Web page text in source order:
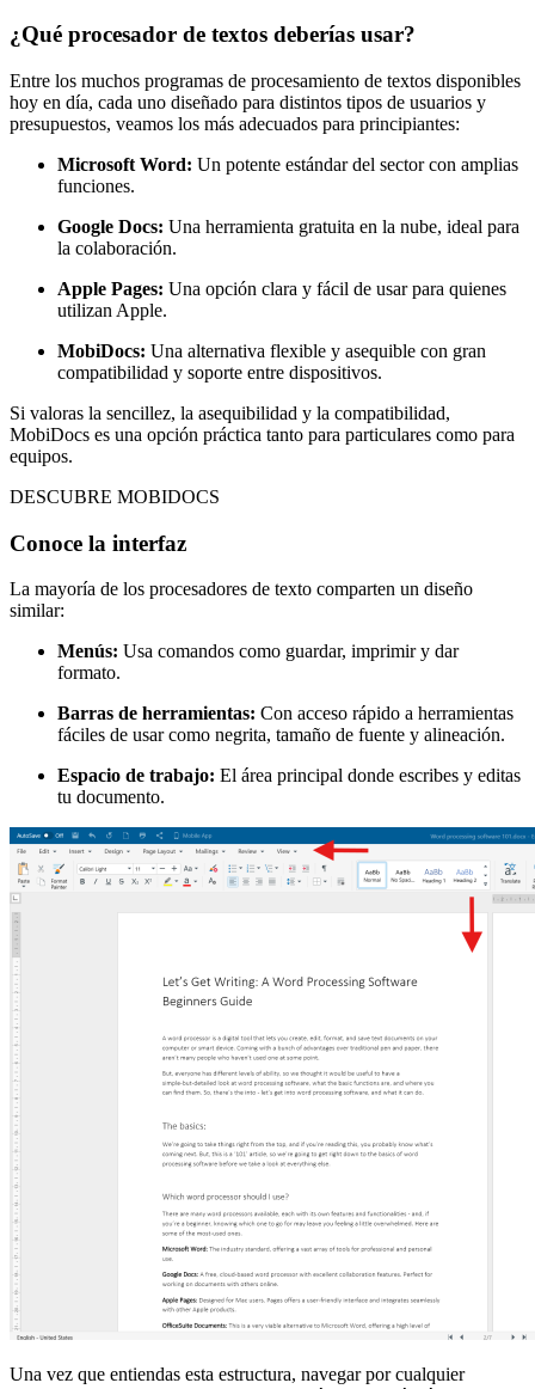
¿Qué procesador de textos deberías usar?
Entre los muchos programas de procesamiento de textos disponibles
hoy en día, cada uno diseñado para distintos tipos de usuarios y
presupuestos, veamos los más adecuados para principiantes:
Microsoft Word: Un potente estándar del sector con amplias
funciones.
Google Docs: Una herramienta gratuita en la nube, ideal para
la colaboración.
Apple Pages: Una opción clara y fácil de usar para quienes
utilizan Apple.
MobiDocs: Una alternativa flexible y asequible con gran
compatibilidad y soporte entre dispositivos.
Si valoras la sencillez, la asequibilidad y la compatibilidad,
MobiDocs es una opción práctica tanto para particulares como para
equipos.
DESCUBRE MOBIDOCS
Conoce la interfaz
La mayoría de los procesadores de texto comparten un diseño
similar:
Menús: Usa comandos como guardar, imprimir y dar
formato.
Barras de herramientas: Con acceso rápido a herramientas
fáciles de usar como negrita, tamaño de fuente y alineación.
Espacio de trabajo: El área principal donde escribes y editas
tu documento.
Una vez que entiendas esta estructura, navegar por cualquier